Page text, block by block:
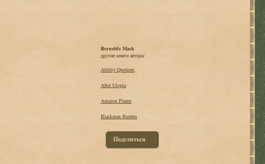
Reynolds Mack
другие книги автора:
Ability Quotient
After Utopia
Amazon Planet
Blackman Burden
Поделиться